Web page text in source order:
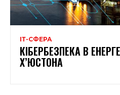
ІТ-СФЕРА
КІБЕРБЕЗПЕКА В
Х’ЮСТОНА